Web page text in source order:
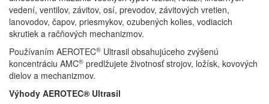
vedení, ventilov, závitov, osí, prevodov, závitových vretien,
lanovodov, čapov, priesmykov, ozubených kolies, vodiacich
skrutiek a račňových mechanizmov.
Používaním AEROTEC® Ultrasil obsahujúceho zvýšenú
koncentráciu AMC® predlžujete životnosť strojov, ložísk, kovových
dielov a mechanizmov.
Výhody AEROTEC® Ultrasil